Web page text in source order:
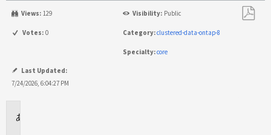
Views: 129 Visibility: Public
Votes: 0 Category:clustered-data-ontap-8
Specialty:core
Last Updated:
7/24/2026, 6:04:27 PM